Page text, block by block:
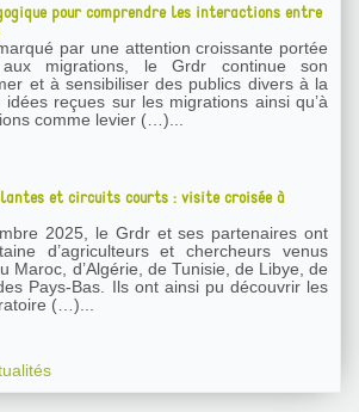
pour comprendre les interactions entre
par une attention croissante portée
migrations, le Grdr continue son
et à sensibiliser des publics divers à la
reçues sur les migrations ainsi qu’à
comme levier (…)...
et circuits courts : visite croisée à
2025, le Grdr et ses partenaires ont
d’agriculteurs et chercheurs venus
Maroc, d’Algérie, de Tunisie, de Libye, de
Pays-Bas. Ils ont ainsi pu découvrir les
(…)...